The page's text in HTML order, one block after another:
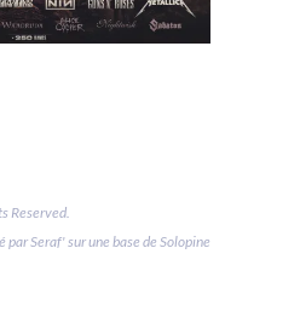
Reserved.
par Seraf' sur une base de Solopine